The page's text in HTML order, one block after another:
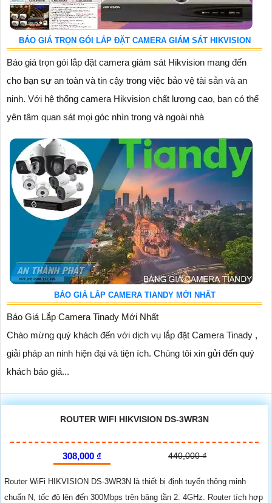
BÁO GIÁ TRỌN GÓI LẮP ĐẶT CAMERA GIÁM SÁT HIKVISION
Báo giá trọn gói lắp đặt camera giám sát Hikvision mang đến
cho bạn sự an toàn và tin cậy trong việc bảo vệ tài sản và an
ninh. Với hệ thống camera Hikvision chất lượng cao, bạn có thể
yên tâm quan sát mọi góc nhìn trong và ngoài nhà
BÁO GIÁ LẮP CAMERA TIANDY MỚI NHẤT
Báo Giá Lắp Camera Tinady Mới Nhất
Chào mừng quý khách đến với dịch vụ lắp đặt Camera Tinady ,
giải pháp an ninh hiện đại và tiện ích. Chúng tôi xin gửi đến quý
khách báo giá...
ROUTER WIFI HIKVISION DS-3WR3N
308,000 ₫ 440,000 ₫
Router WiFi HIKVISION DS-3WR3N là thiết bị định tuyến thông minh
chuẩn N, tốc độ lên đến 300Mbps trên băng tần 2. 4GHz. Router tích hợp